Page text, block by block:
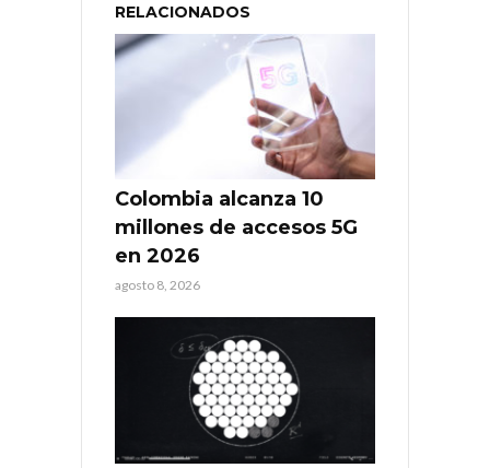
RELACIONADOS
Colombia alcanza 10
millones de accesos 5G
en 2026
agosto 8, 2026